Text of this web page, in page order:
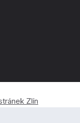
Zlín